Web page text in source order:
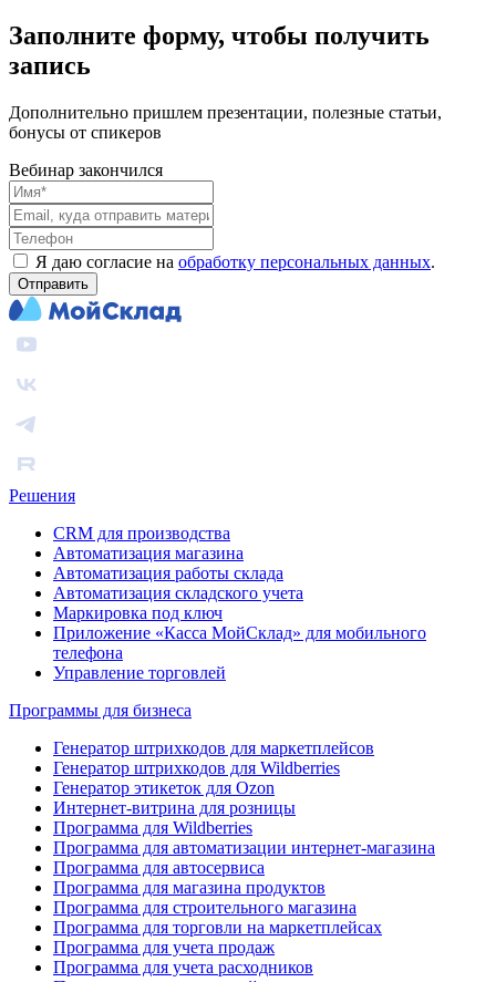
Заполните форму, чтобы получить
запись
Дополнительно пришлем презентации, полезные статьи,
бонусы от спикеров
Вебинар закончился
Я даю согласие на обработку персональных данных.
Отправить
Решения
CRM для производства
Автоматизация магазина
Автоматизация работы склада
Автоматизация складского учета
Маркировка под ключ
Приложение «Касса МойСклад» для мобильного
телефона
Управление торговлей
Программы для бизнеса
Генератор штрихкодов для маркетплейсов
Генератор штрихкодов для Wildberries
Генератор этикеток для Ozon
Интернет-витрина для розницы
Программа для Wildberries
Программа для автоматизации интернет-магазина
Программа для автосервиса
Программа для магазина продуктов
Программа для строительного магазина
Программа для торговли на маркетплейсах
Программа для учета продаж
Программа для учета расходников